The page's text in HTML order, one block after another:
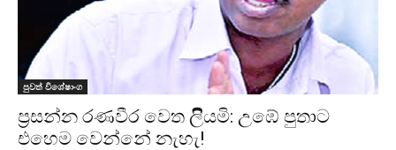
පුවත් විශේෂාංග
ප්‍රසන්න රණවීර වෙත ලිියමි: උඹේ පුතාට
එහෙම වෙන්නේ නැහැ!